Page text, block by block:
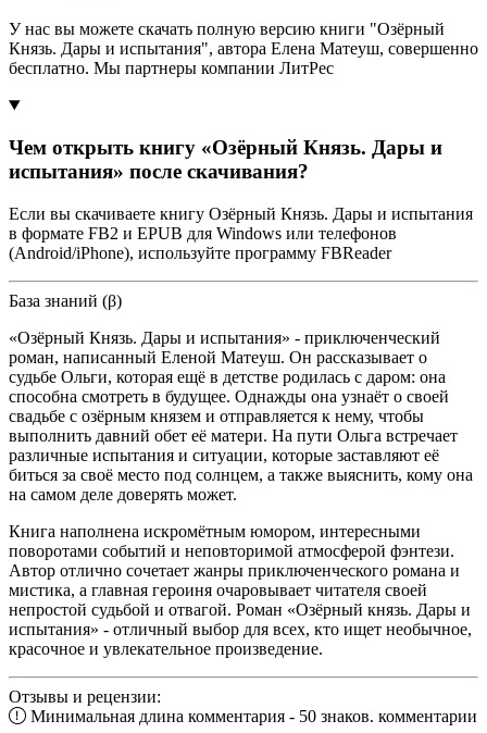
У нас вы можете скачать полную версию книги "Озёрный
Князь. Дары и испытания", автора Елена Матеуш, совершенно
бесплатно. Мы партнеры компании ЛитРес
Чем открыть книгу «Озёрный Князь. Дары и
испытания» после скачивания?
Если вы скачиваете книгу Озёрный Князь. Дары и испытания
в формате FB2 и EPUB для Windows или телефонов
(Android/iPhone), используйте программу FBReader
База знаний (β)
«Озёрный Князь. Дары и испытания» - приключенческий
роман, написанный Еленой Матеуш. Он рассказывает о
судьбе Ольги, которая ещё в детстве родилась с даром: она
способна смотреть в будущее. Однажды она узнаёт о своей
свадьбе с озёрным князем и отправляется к нему, чтобы
выполнить давний обет её матери. На пути Ольга встречает
различные испытания и ситуации, которые заставляют её
биться за своё место под солнцем, а также выяснить, кому она
на самом деле доверять может.
Книга наполнена искромётным юмором, интересными
поворотами событий и неповторимой атмосферой фэнтези.
Автор отлично сочетает жанры приключенческого романа и
мистика, а главная героиня очаровывает читателя своей
непростой судьбой и отвагой. Роман «Озёрный князь. Дары и
испытания» - отличный выбор для всех, кто ищет необычное,
красочное и увлекательное произведение.
Отзывы и рецензии:
Минимальная длина комментария - 50 знаков. комментарии